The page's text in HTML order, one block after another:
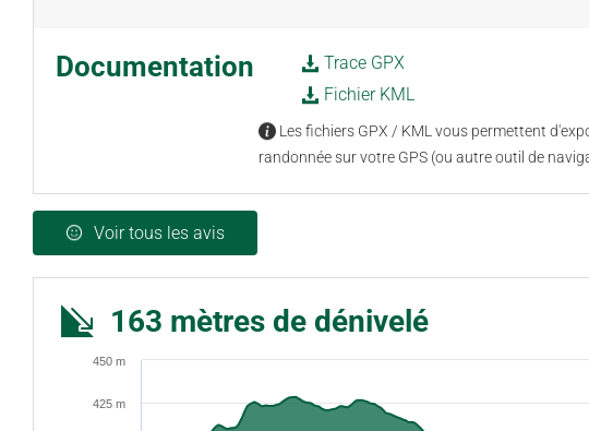
Documentation
Trace GPX
Fichier KML
Les fichiers GPX / KML vous permettent
randonnée sur votre GPS (ou autre outil de
Voir tous les avis
163 mètres de dénivelé
425 m
450 m